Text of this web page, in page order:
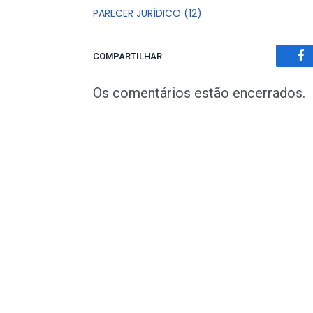
PARECER JURÍDICO (12)
COMPARTILHAR.
Os comentários estão encerrados.